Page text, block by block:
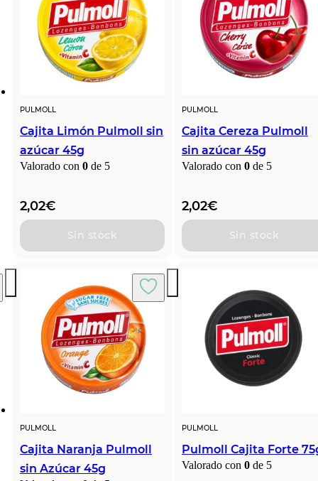
PULMOLL
Cajita Limón Pulmoll sin
azúcar 45g
Valorado con 0 de 5
2,02€
Sin stock
PULMOLL
Cajita Cereza Pulmoll
sin azúcar 45g
Valorado con 0 de 5
2,02€
Sin stock
PULMOLL
Cajita Naranja Pulmoll
sin Azúcar 45g
PULMOLL
Pulmoll Cajita Forte
Valorado con 0 de 5